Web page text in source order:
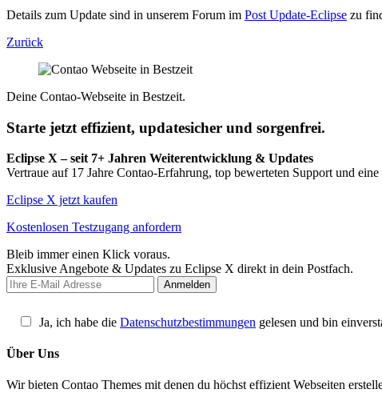
Details zum Update sind in unserem Forum im Post Update-Eclipse zu
Zurück
Deine Contao-Webseite in Bestzeit.
Starte jetzt effizient, updatesicher und sorgenfrei.
Eclipse X – seit 7+ Jahren Weiterentwicklung & Updates
Vertraue auf 17 Jahre Contao-Erfahrung, top bewerteten Support und
Eclipse X jetzt kaufen
Kostenlosen Testzugang anfordern
Bleib immer einen Klick voraus.
Exklusive Angebote & Updates zu Eclipse X direkt in dein Postfach.
Ja, ich habe die Datenschutzbestimmungen gelesen und bin
Über Uns
Wir bieten Contao Themes mit denen du höchst effizient Webseiten